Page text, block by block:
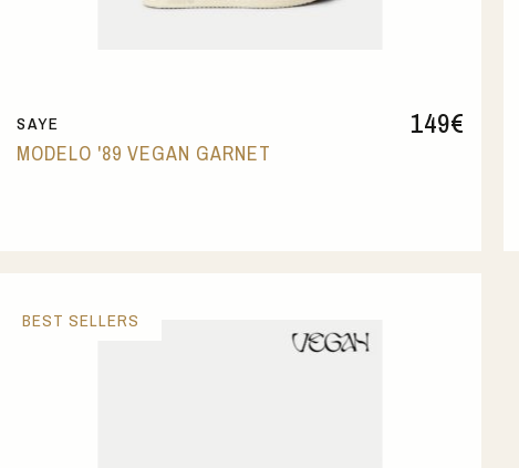
149€
SAYE
MODELO '89 VEGAN GARNET
BEST SELLERS